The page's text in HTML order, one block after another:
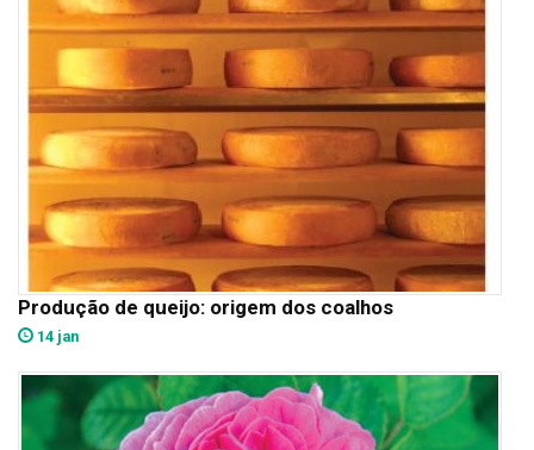
Produção de queijo: origem dos coalhos
14 jan